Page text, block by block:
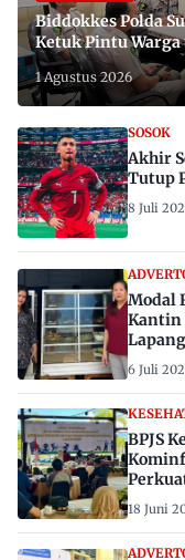
Biddokkes Polda
Ketuk Pintu
1 Agustus 2026
SOSOK
Akhir
Tutup
8 Juli
Modal
Kantin
6 Juli
BPJS
18 Juni